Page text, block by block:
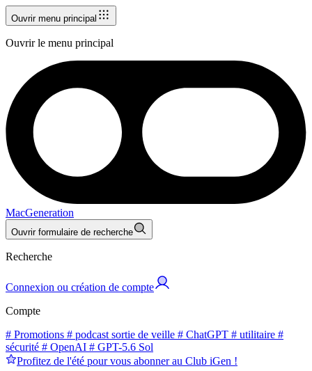
Ouvrir menu principal
Ouvrir le menu principal
MacGeneration
Ouvrir formulaire de recherche
Recherche
Connexion ou création de compte
Compte
# Promotions # podcast sortie de veille # ChatGPT # utilitaire #
sécurité # OpenAI # GPT-5.6 Sol
Profitez de l'été pour vous abonner au Club iGen !